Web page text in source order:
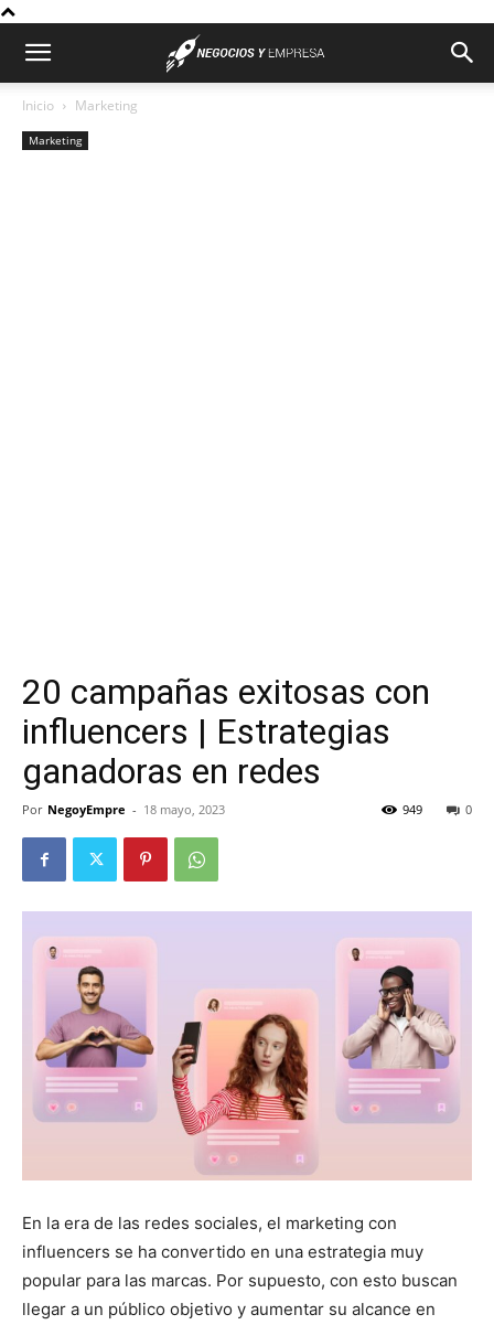
Inicio Marketing
Marketing
20 campañas exitosas con
influencers | Estrategias
ganadoras en redes
Por NegoyEmpre - 18 mayo, 2023 0
949
En la era de las redes sociales, el marketing con
influencers se ha convertido en una estrategia muy
popular para las marcas. Por supuesto, con esto buscan
llegar a un público objetivo y aumentar su alcance en